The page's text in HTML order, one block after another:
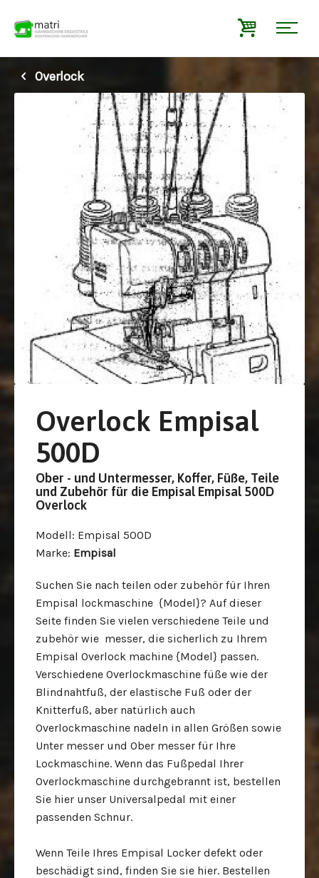
Overlock
Overlock Empisal
500D
Ober - und Untermesser, Koffer, Füße, Teile
und Zubehör für die Empisal Empisal 500D
Overlock
Modell: Empisal 500D
Marke: Empisal
Suchen Sie nach teilen oder zubehör für Ihren
Empisal lockmaschine {Model}? Auf dieser
Seite finden Sie vielen verschiedene Teile und
zubehör wie messer, die sicherlich zu Ihrem
Empisal Overlock machine {Model} passen.
Verschiedene Overlockmaschine füße wie der
Blindnahtfuß, der elastische Fuß oder der
Knitterfuß, aber natürlich auch
Overlockmaschine nadeln in allen Größen sowie
Unter messer und Ober messer für Ihre
Lockmaschine. Wenn das Fußpedal Ihrer
Overlockmaschine durchgebrannt ist, bestellen
Sie hier unser Universalpedal mit einer
passenden Schnur.
Wenn Teile Ihres Empisal Locker defekt oder
beschädigt sind, finden Sie sie hier. Bestellen